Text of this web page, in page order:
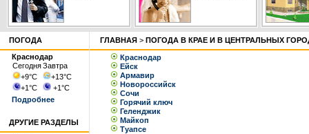
ПОГОДА
Краснодар
СегодняЗавтра
+9°С +13°С
+1°С +1°С
Подробнее
ДРУГИЕ РАЗДЕЛЫ
ГЛАВНАЯ > ПОГОДА В КРАЕ И В ЦЕНТРАЛЬНЫХ
Краснодар
Ейск
Армавир
Новороссийск
Сочи
Горячий ключ
Геленджик
Майкоп
Туапсе